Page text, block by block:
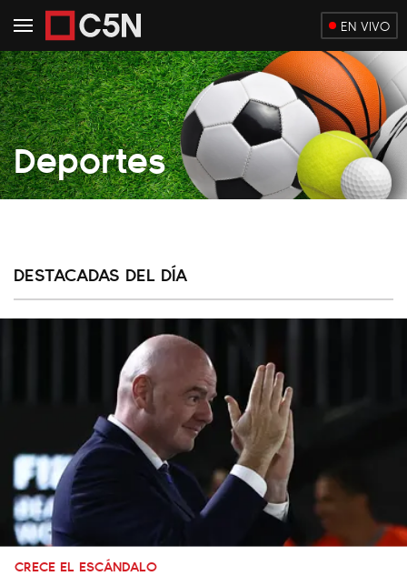
EN VIVO
Deportes
DESTACADAS DEL DÍA
CRECE EL ESCÁNDALO